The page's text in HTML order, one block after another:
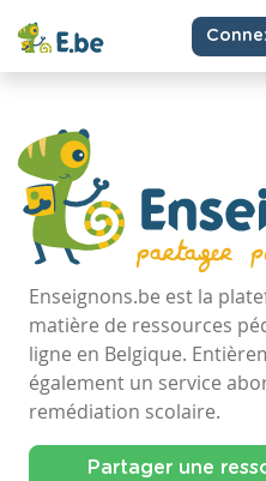
Enseignons.be est la
matière de ressources
ligne en Belgique.
également un service
remédiation scolaire.
Partager une